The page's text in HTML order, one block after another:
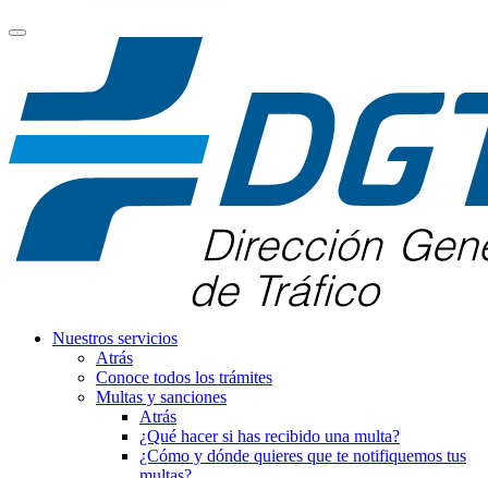
Nuestros servicios
Atrás
Conoce todos los trámites
Multas y sanciones
Atrás
¿Qué hacer si has recibido una multa?
¿Cómo y dónde quieres que te notifiquemos tus